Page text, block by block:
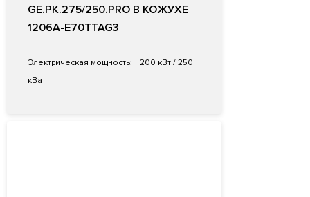
GE.PK.275/250.PRO В КОЖУХЕ
1206A-E70TTAG3
Электрическая мощность:
200 кВт / 250
кВа